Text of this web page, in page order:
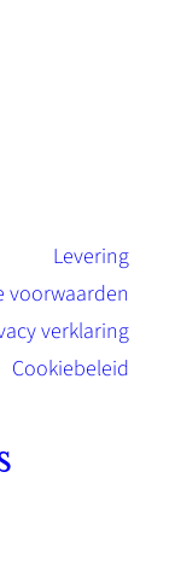
Levering
voorwaarden
verklaring
Cookiebeleid